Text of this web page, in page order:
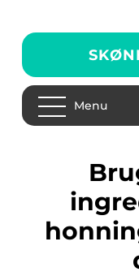
Menu
Brug naturlige